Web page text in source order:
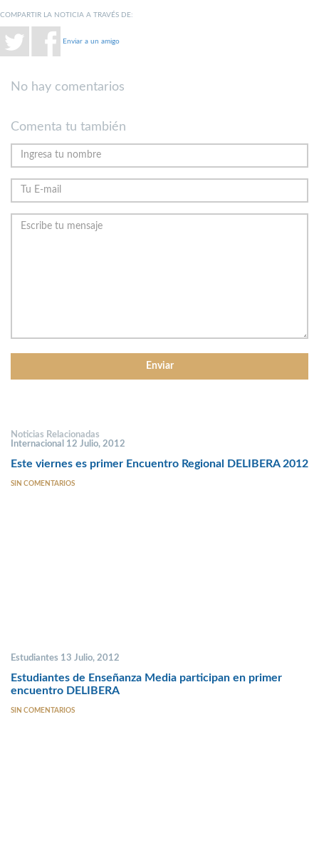
COMPARTIR LA NOTICIA A TRAVÉS DE:
Enviar a un amigo
No hay comentarios
Comenta tu también
Noticias Relacionadas
Internacional 12 Julio, 2012
Este viernes es primer Encuentro Regional DELIBERA 2012
SIN COMENTARIOS
Estudiantes 13 Julio, 2012
Estudiantes de Enseñanza Media participan en primer
encuentro DELIBERA
SIN COMENTARIOS